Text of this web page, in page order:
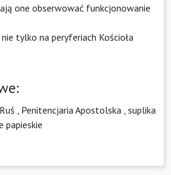
one obserwować funkcjonowanie
tylko na peryferiach Kościoła
Ruś Penitencjaria Apostolska suplika
papieskie